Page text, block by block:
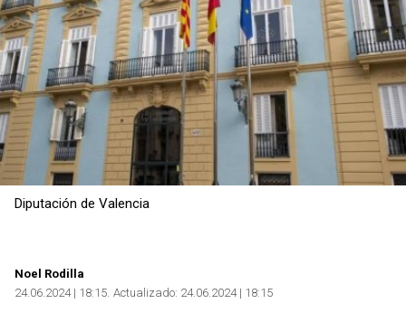
Diputación de Valencia
Noel Rodilla
24.06.2024 | 18:15 Actualizado: 24.06.2024 | 18:15